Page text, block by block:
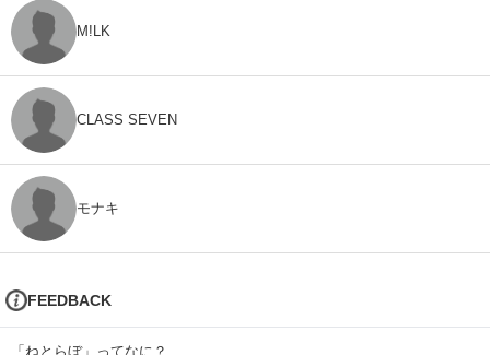
M!LK
CLASS SEVEN
モナキ
FEEDBACK
「ねとらぼ」ってなに？